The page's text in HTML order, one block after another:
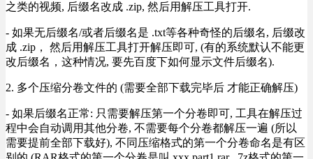
之类的视频, 后缀名改成 .zip, 然后用解压工具打开.
- 如果无后缀名/或者后缀名是 .txt等各种奇怪的后缀名, 后缀改
成 .zip， 然后用解压工具打开解压即可, (有的系统默认不能更
改后缀名，这种情况, 要先百度下如何显示文件后缀名).
2. 多个压缩分卷文件的 (需要全部下载完毕后 才能正确解压)
- 如果后缀名正常: 只需要解压第一个分卷即可, 工具在解压过
程中会自动调用其他分卷, 不需要每个分卷都解压一遍 (所以
需要提前全部下载好), 不同压缩格式的第一个分卷命名是有区